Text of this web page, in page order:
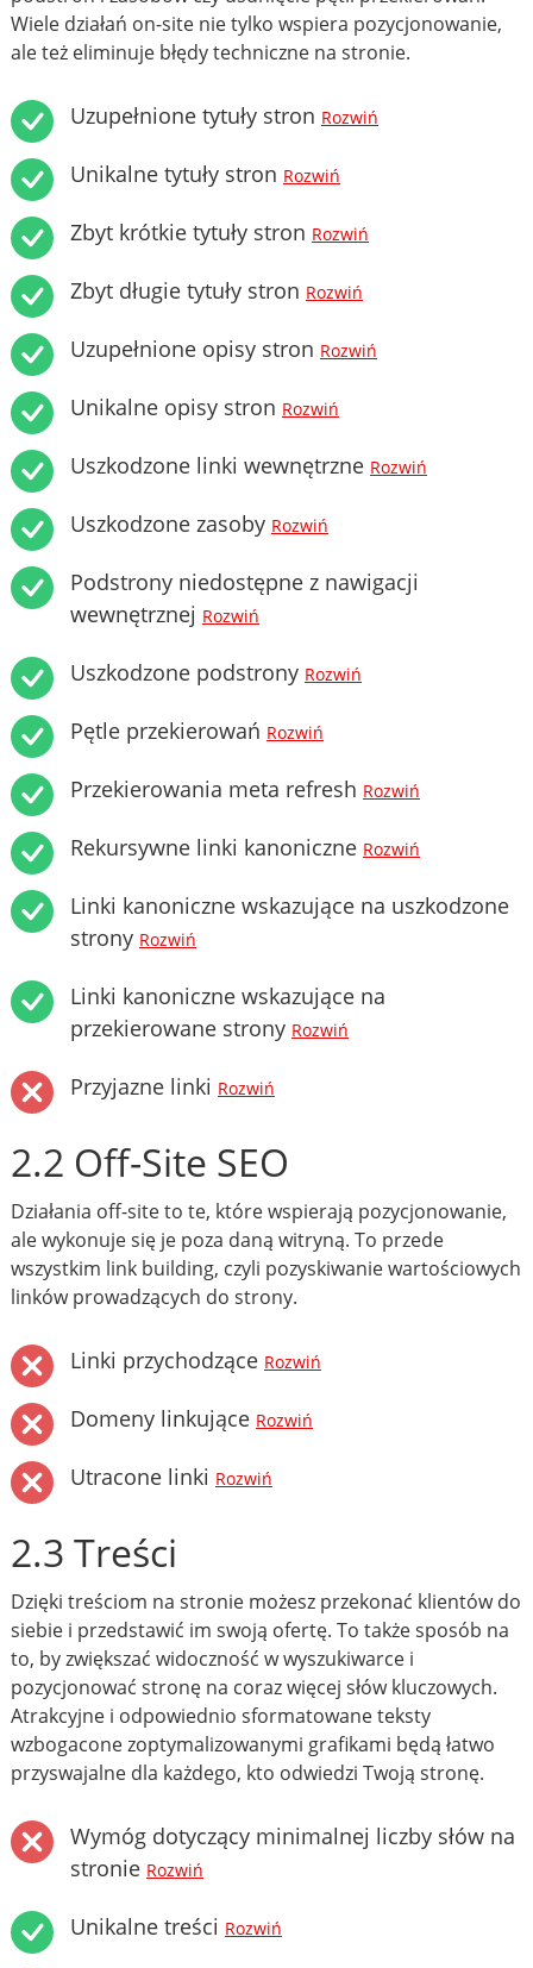
Wiele działań on-site nie tylko wspiera pozycjonowanie,
ale też eliminuje błędy techniczne na stronie.
Uzupełnione tytuły stron Rozwiń
Unikalne tytuły stron Rozwiń
Zbyt krótkie tytuły stron Rozwiń
Zbyt długie tytuły stron Rozwiń
Uzupełnione opisy stron Rozwiń
Unikalne opisy stron Rozwiń
Uszkodzone linki wewnętrzne Rozwiń
Uszkodzone zasoby Rozwiń
Podstrony niedostępne z nawigacji
wewnętrznej Rozwiń
Uszkodzone podstrony Rozwiń
Pętle przekierowań Rozwiń
Przekierowania meta refresh Rozwiń
Rekursywne linki kanoniczne Rozwiń
Linki kanoniczne wskazujące na uszkodzone
strony Rozwiń
Linki kanoniczne wskazujące na
przekierowane strony Rozwiń
Przyjazne linki Rozwiń
2.2 Off-Site SEO
Działania off-site to te, które wspierają pozycjonowanie,
ale wykonuje się je poza daną witryną. To przede
wszystkim link building, czyli pozyskiwanie wartościowych
linków prowadzących do strony.
Linki przychodzące Rozwiń
Domeny linkujące Rozwiń
Utracone linki Rozwiń
2.3 Treści
Dzięki treściom na stronie możesz przekonać klientów do
siebie i przedstawić im swoją ofertę. To także sposób na
to, by zwiększać widoczność w wyszukiwarce i
pozycjonować stronę na coraz więcej słów kluczowych.
Atrakcyjne i odpowiednio sformatowane teksty
wzbogacone zoptymalizowanymi grafikami będą łatwo
przyswajalne dla każdego, kto odwiedzi Twoją stronę.
Wymóg dotyczący minimalnej liczby słów na
stronie Rozwiń
Unikalne treści Rozwiń